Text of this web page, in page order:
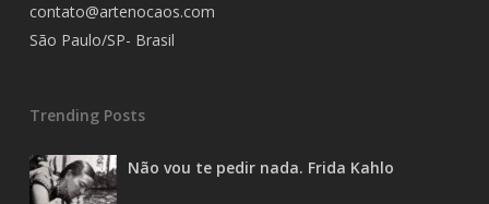
contato@artenocaos.com
São Paulo/SP- Brasil
Trending Posts
Não vou te pedir nada. Frida Kahlo